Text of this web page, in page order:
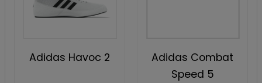
Adidas Havoc 2
Adidas Combat
Speed 5